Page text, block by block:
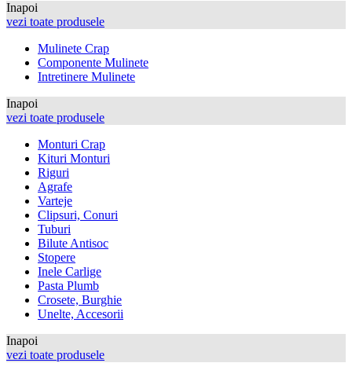
Inapoi
vezi toate produsele
Mulinete Crap
Componente Mulinete
Intretinere Mulinete
Inapoi
vezi toate produsele
Monturi Crap
Kituri Monturi
Riguri
Agrafe
Varteje
Clipsuri, Conuri
Tuburi
Bilute Antisoc
Stopere
Inele Carlige
Pasta Plumb
Crosete, Burghie
Unelte, Accesorii
Inapoi
vezi toate produsele